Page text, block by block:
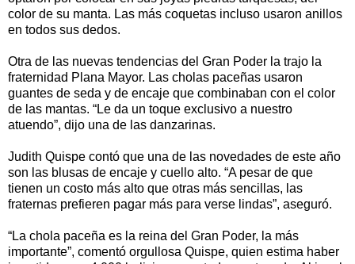
color de su manta. Las más coquetas incluso usaron anillos
en todos sus dedos.
Otra de las nuevas tendencias del Gran Poder la trajo la
fraternidad Plana Mayor. Las cholas paceñas usaron
guantes de seda y de encaje que combinaban con el color
de las mantas. “Le da un toque exclusivo a nuestro
atuendo”, dijo una de las danzarinas.
Judith Quispe contó que una de las novedades de este año
son las blusas de encaje y cuello alto. “A pesar de que
tienen un costo más alto que otras más sencillas, las
fraternas prefieren pagar más para verse lindas”, aseguró.
“La chola paceña es la reina del Gran Poder, la más
importante”, comentó orgullosa Quispe, quien estima haber